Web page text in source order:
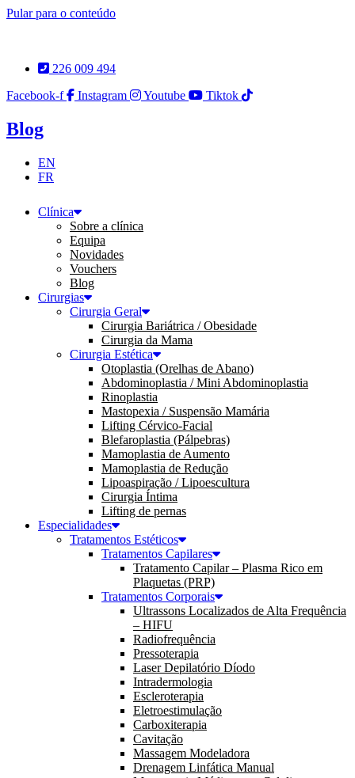
Pular para o conteúdo
226 009 494
Facebook-f
Instagram Youtube Tiktok
Blog
EN
FR
Clínica
Sobre a clínica
Equipa
Novidades
Vouchers
Blog
Cirurgias
Cirurgia Geral
Cirurgia Bariátrica / Obesidade
Cirurgia da Mama
Cirurgia Estética
Otoplastia (Orelhas de Abano)
Abdominoplastia / Mini Abdominoplastia
Rinoplastia
Mastopexia / Suspensão Mamária
Lifting Cérvico-Facial
Blefaroplastia (Pálpebras)
Mamoplastia de Aumento
Mamoplastia de Redução
Lipoaspiração / Lipoescultura
Cirurgia Íntima
Lifting de pernas
Especialidades
Tratamentos Estéticos
Tratamentos Capilares
Tratamento Capilar – Plasma Rico em
Plaquetas (PRP)
Tratamentos Corporais
Ultrassons Localizados de Alta Frequência
– HIFU
Radiofrequência
Pressoterapia
Laser Depilatório Díodo
Intradermologia
Escleroterapia
Eletroestimulação
Carboxiterapia
Cavitação
Massagem Modeladora
Drenagem Linfática Manual